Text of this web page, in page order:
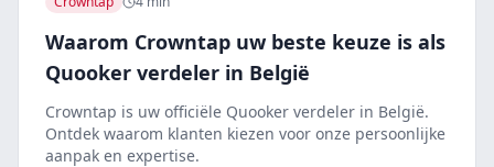
Waarom Crowntap uw beste keuze is als
Quooker verdeler in België
Crowntap is uw officiële Quooker verdeler in België.
Ontdek waarom klanten kiezen voor onze persoonlijke
aanpak en expertise.